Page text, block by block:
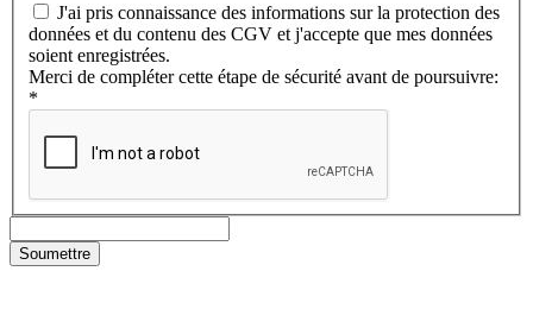
J'ai pris connaissance des informations sur la protection des
données et du contenu des CGV et j'accepte que mes données
soient enregistrées.
Merci de compléter cette étape de sécurité avant de poursuivre:
*